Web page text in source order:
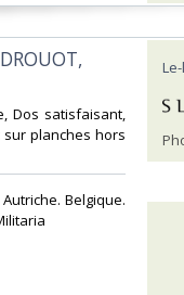
Dos satisfaisant,
planches hors
Belgique.